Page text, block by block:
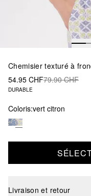
Chemisier texturé à
54.95 CHF79.90 CHF
DURABLE
Coloris:vert citron
Livraison et retour